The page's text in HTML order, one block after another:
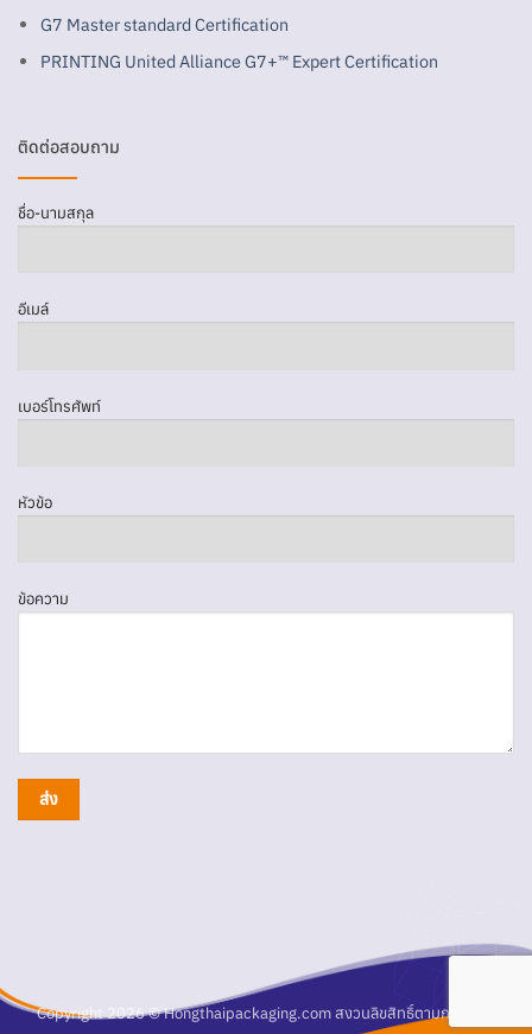
G7 Master standard Certification
PRINTING United Alliance G7+™ Expert Certification
ติดต่อสอบถาม
ชื่อ-นามสกุล
อีเมล์
เบอร์โทรศัพท์
หัวข้อ
ข้อความ
Copyright 2026 © Hongthaipackaging.com สงวนลิขสิทธิ์ตามกฎหมาย